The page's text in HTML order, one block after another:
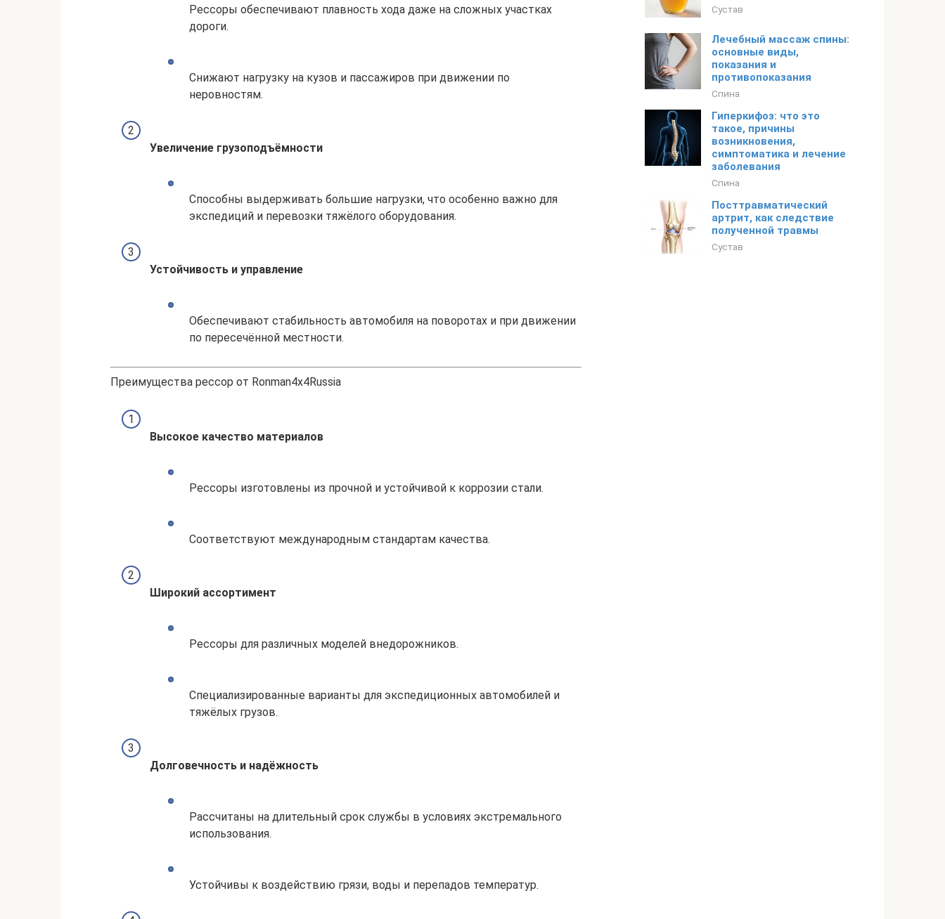
Рессоры обеспечивают плавность хода даже на сложных участках
дороги.
Снижают нагрузку на кузов и пассажиров при движении по
неровностям.
Увеличение грузоподъёмности
Способны выдерживать большие нагрузки, что особенно важно для
экспедиций и перевозки тяжёлого оборудования.
Устойчивость и управление
Обеспечивают стабильность автомобиля на поворотах и при движении
по пересечённой местности.
Преимущества рессор от Ronman4x4Russia
Высокое качество материалов
Рессоры изготовлены из прочной и устойчивой к коррозии стали.
Соответствуют международным стандартам качества.
Широкий ассортимент
Рессоры для различных моделей внедорожников.
Специализированные варианты для экспедиционных автомобилей и
тяжёлых грузов.
Долговечность и надёжность
Рассчитаны на длительный срок службы в условиях экстремального
использования.
Устойчивы к воздействию грязи, воды и перепадов температур.
Сустав
Лечебный массаж спины:
основные виды,
показания и
противопоказания
Спина
Гиперкифоз: что это
такое, причины
возникновения,
симптоматика и лечение
заболевания
Спина
Посттравматический
артрит, как следствие
полученной травмы
Сустав